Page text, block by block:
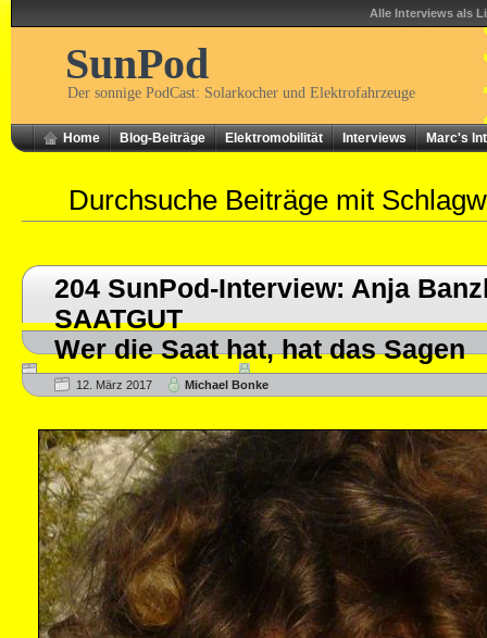
Alle Interviews als
SunPod
Der sonnige PodCast: Solarkocher und Elektrofahrzeuge
Home Blog-Beiträge Elektromobilität Interviews Marc's
Durchsuche Beiträge mit
204 SunPod-Interview: Anja
SAATGUT
Wer die Saat hat, hat das Sagen
12. März 2017 Michael Bonke